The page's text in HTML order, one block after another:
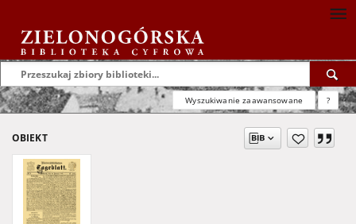
Wyszukiwanie zaawansowane ?
OBIEKT